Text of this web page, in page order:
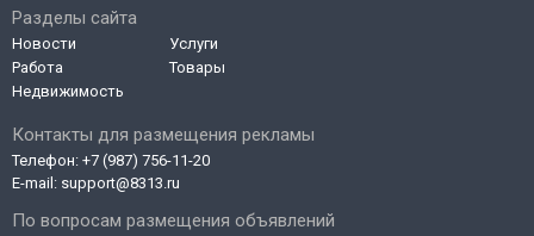
Контакты для размещения рекламы
Телефон: +7 (987) 756-11-20
E-mail: support@8313.ru
По вопросам размещения объявлений
Разделы сайта
Новости
Работа
Недвижимость
Услуги
Товары